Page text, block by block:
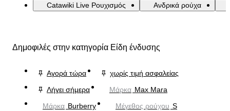
Catawiki Live Ρουχισμός Ανδρικά ρούχα
Δημοφιλές στην κατηγορία Είδη ένδυσης
Αγορά τώρα
χωρίς τιμή ασφαλείας
Λήγει σήμερα
Μάρκα Max Mara
Μάρκα Burberry Μέγεθος ρούχου S